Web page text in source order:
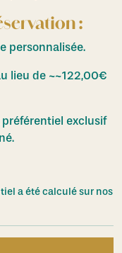
:
personnalisée.
lieu de ~~122,00€
préférentiel exclusif
a été calculé sur nos